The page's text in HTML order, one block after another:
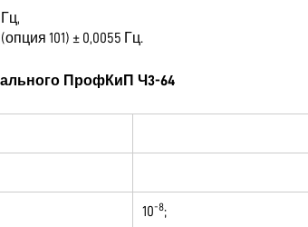
101) ± 0,0055 Гц.
ПрофКиП Ч3-64
10-8;